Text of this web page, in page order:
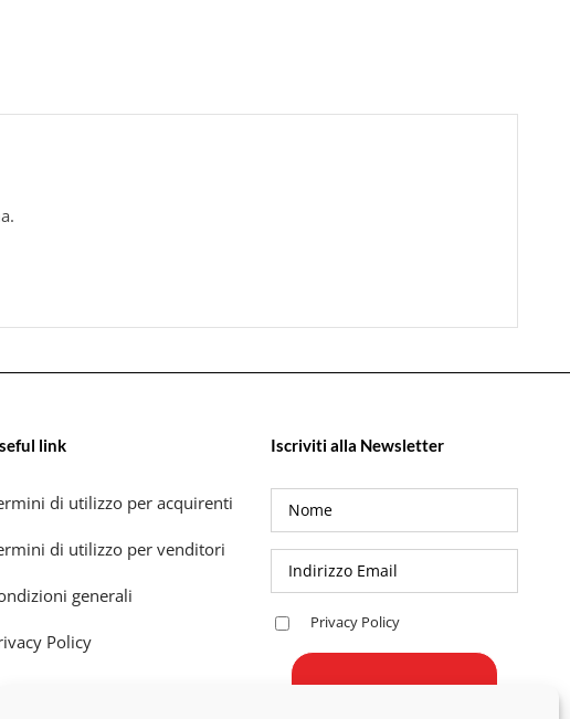
link
di utilizzo per acquirenti
di utilizzo per venditori
generali
Policy
Iscriviti alla Newsletter
Privacy Policy